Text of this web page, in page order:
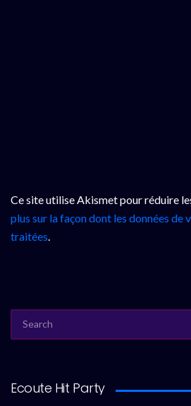
Ce site utilise Akismet pour réduire
plus sur la façon dont les données de
traitées.
FOR:
Ecoute Hit Party